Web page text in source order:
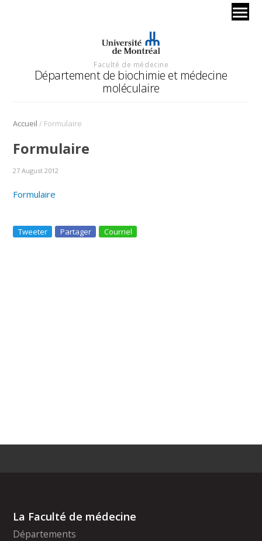
Faculté de médecine
Département de biochimie et médecine
moléculaire
Accueil / Formulaire
Formulaire
27 August 2012
Formulaire
Tweeter Partager Courriel
La Faculté de médecine
Départements